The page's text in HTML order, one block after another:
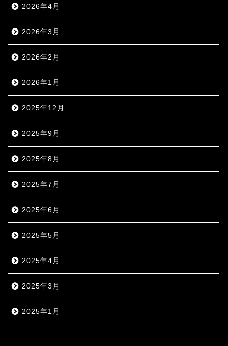
2026年4月
2026年3月
2026年2月
2026年1月
2025年12月
2025年9月
2025年8月
2025年7月
2025年6月
2025年5月
2025年4月
2025年3月
2025年1月